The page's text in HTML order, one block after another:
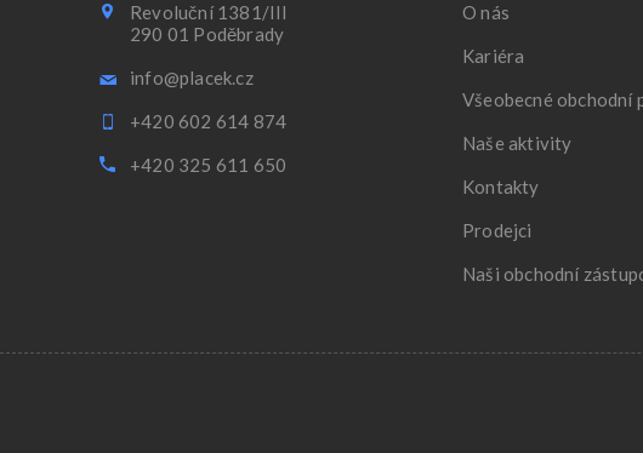
Revoluční 1381/III
290 01 Poděbrady
info@placek.cz
+420 602 614 874
+420 325 611 650
O nás
Kariéra
Všeobecné obchodní
Naše aktivity
Kontakty
Prodejci
Naši obchodní